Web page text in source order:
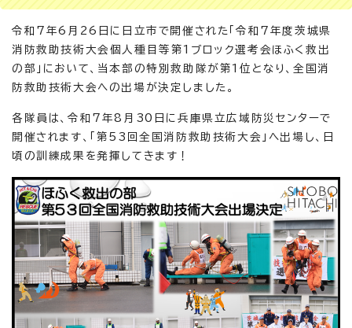
令和7年6月26日に日立市で開催された「令和7年度茨城県
消防救助技術大会個人種目等第1ブロック選考会ほふく救出
の部」において、当本部の特別救助隊が第1位となり、全国消
防救助技術大会への出場が決定しました。
各隊員は、令和7年8月30日に兵庫県立広域防災センターで
開催されます、「第53回全国消防救助技術大会」へ出場し、日
頃の訓練成果を発揮してきます！